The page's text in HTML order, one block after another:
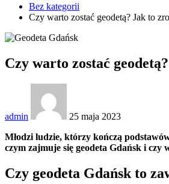
Bez kategorii
Czy warto zostać geodetą? Jak to
Czy warto zostać
admin
25 maja 2023
Młodzi ludzie, którzy kończą
czym zajmuje się geodeta Gdańsk i
Czy geodeta Gdańsk to